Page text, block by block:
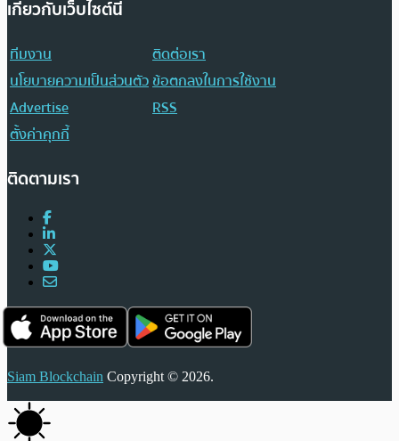
เกี่ยวกับเว็บไซต์นี้
ทีมงาน
ติดต่อเรา
นโยบายความเป็นส่วนตัวข้อตกลงในการใช้งาน
Advertise
RSS
ตั้งค่าคุกกี้
ติดตามเรา
Siam Blockchain Copyright © 2026.